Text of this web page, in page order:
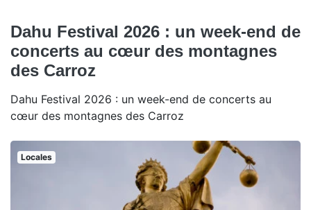
Dahu Festival 2026 : un week-end de
concerts au cœur des montagnes
des Carroz
Dahu Festival 2026 : un week-end de concerts au
cœur des montagnes des Carroz
Locales